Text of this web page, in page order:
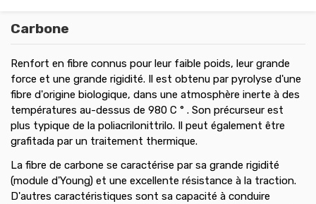
Carbone
Renfort en fibre connus pour leur faible poids, leur grande
force et une grande rigidité. Il est obtenu par pyrolyse d'une
fibre d'origine biologique, dans une atmosphère inerte à des
températures au-dessus de 980 C ° . Son précurseur est
plus typique de la poliacrilonittrilo. Il peut également être
grafitada par un traitement thermique.
La fibre de carbone se caractérise par sa grande rigidité
(module d'Young) et une excellente résistance à la traction.
D'autres caractéristiques sont sa capacité à conduire